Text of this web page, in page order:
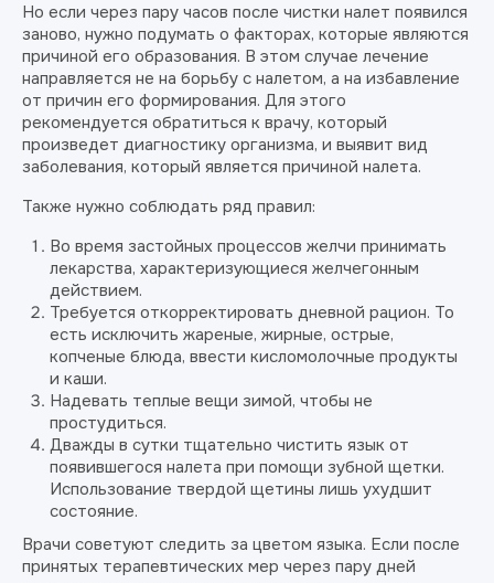
Но если через пару часов после чистки налет появился
заново, нужно подумать о факторах, которые являются
причиной его образования. В этом случае лечение
направляется не на борьбу с налетом, а на избавление
от причин его формирования. Для этого
рекомендуется обратиться к врачу, который
произведет диагностику организма, и выявит вид
заболевания, который является причиной налета.
Также нужно соблюдать ряд правил:
Во время застойных процессов желчи принимать
лекарства, характеризующиеся желчегонным
действием.
Требуется откорректировать дневной рацион. То
есть исключить жареные, жирные, острые,
копченые блюда, ввести кисломолочные продукты
и каши.
Надевать теплые вещи зимой, чтобы не
простудиться.
Дважды в сутки тщательно чистить язык от
появившегося налета при помощи зубной щетки.
Использование твердой щетины лишь ухудшит
состояние.
Врачи советуют следить за цветом языка. Если после
принятых терапевтических мер через пару дней